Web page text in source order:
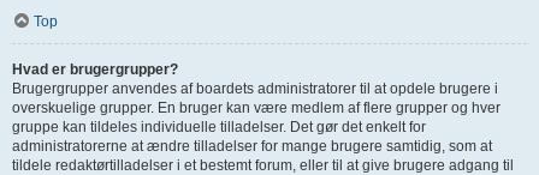
Top
Hvad er brugergrupper?
Brugergrupper anvendes af boardets administratorer til at opdele brugere i
overskuelige grupper. En bruger kan være medlem af flere grupper og hver
gruppe kan tildeles individuelle tilladelser. Det gør det enkelt for
administratorerne at ændre tilladelser for mange brugere samtidig, som at
tildele redaktørtilladelser i et bestemt forum, eller til at give brugere adgang til